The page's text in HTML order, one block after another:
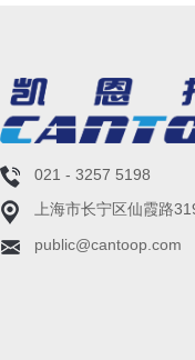
021 - 3257 5198
上海市长宁区仙霞路
public@cantoop.com